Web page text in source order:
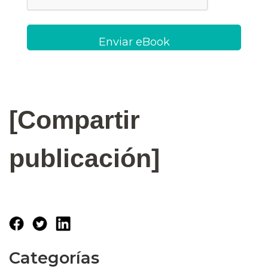
[Compartir
publicación]
Categorías